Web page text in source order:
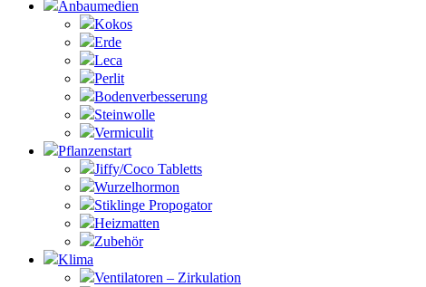
Anbaumedien
Kokos
Erde
Leca
Perlit
Bodenverbesserung
Steinwolle
Vermiculit
Pflanzenstart
Jiffy/Coco Tabletts
Wurzelhormon
Stiklinge Propogator
Heizmatten
Zubehör
Klima
Ventilatoren – Zirkulation